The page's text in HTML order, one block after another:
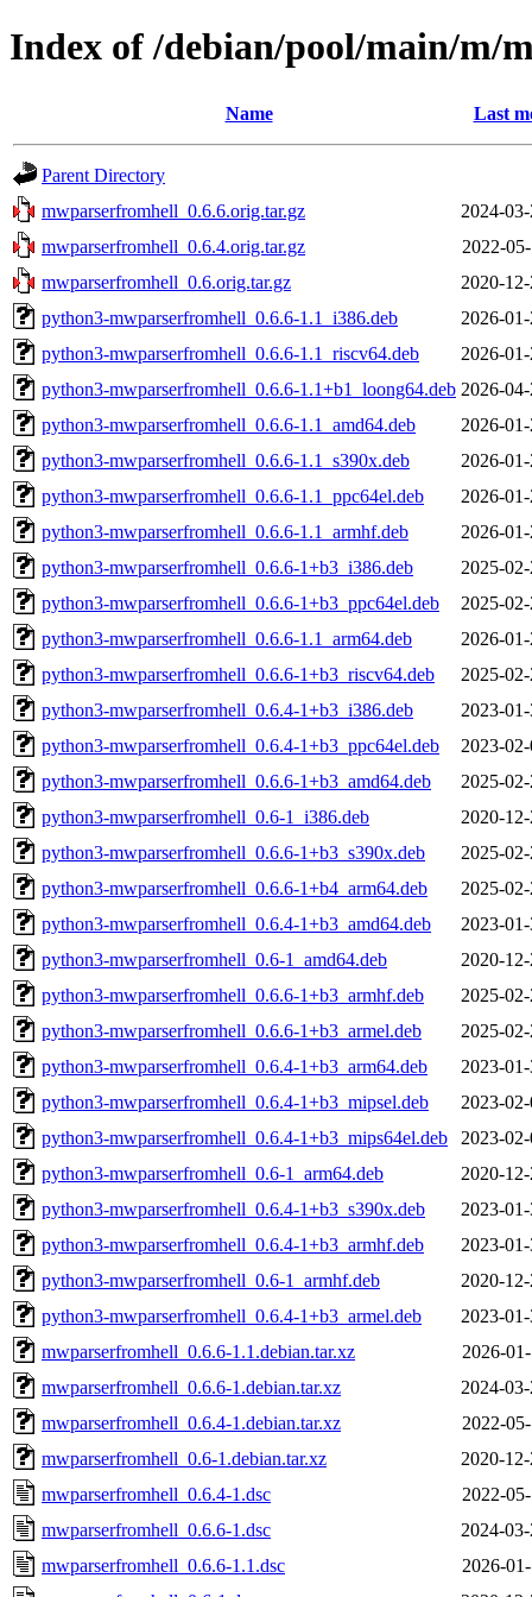
Index of /debian/pool/main/m/
Name Last
Parent Directory
mwparserfromhell_0.6.6.orig.tar.gz
2024-
mwparserfromhell_0.6.4.orig.tar.gz
2022-
mwparserfromhell_0.6.orig.tar.gz
2020-
python3-mwparserfromhell_0.6.6-1.1_i386.deb
2026-
python3-mwparserfromhell_0.6.6-1.1_riscv64.deb
2026-
python3-mwparserfromhell_0.6.6-1.1+b1_loong64.deb 2026-
python3-mwparserfromhell_0.6.6-1.1_amd64.deb
2026-
python3-mwparserfromhell_0.6.6-1.1_s390x.deb
2026-
python3-mwparserfromhell_0.6.6-1.1_ppc64el.deb
2026-
python3-mwparserfromhell_0.6.6-1.1_armhf.deb
2026-
python3-mwparserfromhell_0.6.6-1+b3_i386.deb
2025-
python3-mwparserfromhell_0.6.6-1+b3_ppc64el.deb
2025-
python3-mwparserfromhell_0.6.6-1.1_arm64.deb
2026-
python3-mwparserfromhell_0.6.6-1+b3_riscv64.deb
2025-
python3-mwparserfromhell_0.6.4-1+b3_i386.deb
2023-
python3-mwparserfromhell_0.6.4-1+b3_ppc64el.deb
2023-
python3-mwparserfromhell_0.6.6-1+b3_amd64.deb
2025-
python3-mwparserfromhell_0.6-1_i386.deb
2020-
python3-mwparserfromhell_0.6.6-1+b3_s390x.deb
2025-
python3-mwparserfromhell_0.6.6-1+b4_arm64.deb
2025-
python3-mwparserfromhell_0.6.4-1+b3_amd64.deb
2023-
python3-mwparserfromhell_0.6-1_amd64.deb
2020-
python3-mwparserfromhell_0.6.6-1+b3_armhf.deb
2025-
python3-mwparserfromhell_0.6.6-1+b3_armel.deb
2025-
python3-mwparserfromhell_0.6.4-1+b3_arm64.deb
2023-
python3-mwparserfromhell_0.6.4-1+b3_mipsel.deb
2023-
python3-mwparserfromhell_0.6.4-1+b3_mips64el.deb
2023-
python3-mwparserfromhell_0.6-1_arm64.deb
2020-
python3-mwparserfromhell_0.6.4-1+b3_s390x.deb
2023-
python3-mwparserfromhell_0.6.4-1+b3_armhf.deb
2023-
python3-mwparserfromhell_0.6-1_armhf.deb
2020-
python3-mwparserfromhell_0.6.4-1+b3_armel.deb
2023-
mwparserfromhell_0.6.6-1.1.debian.tar.xz
2026-
mwparserfromhell_0.6.6-1.debian.tar.xz
2024-
mwparserfromhell_0.6.4-1.debian.tar.xz
2022-
mwparserfromhell_0.6-1.debian.tar.xz
2020-
mwparserfromhell_0.6.4-1.dsc
2022-
mwparserfromhell_0.6.6-1.dsc
2024-
mwparserfromhell_0.6.6-1.1.dsc
2026-